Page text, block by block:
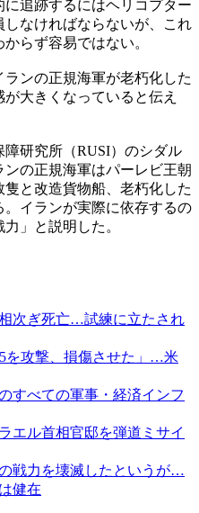
追跡するにはヘリコプター
なければならないが、これ
らず容易ではない。
ンの正規海軍が老朽化した
大きくなっていると伝え
研究所（RUSI）のシダル
ンの正規海軍はパーレビ王朝
と改造貨物船、老朽化した
イランが実際に依存するの
」と説明した。
次ぎ死亡…試練に立たされ
を攻撃、損傷させた」…米
すべての軍事・経済インフ
エル首相官邸を弾道ミサイ
戦力を壊滅したというが…
健在